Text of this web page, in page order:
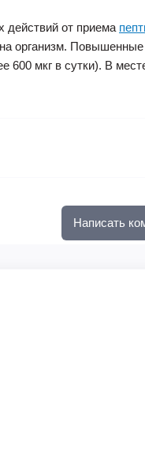
действий от приема
организм. Повышенные
600 мкг в сутки). В
Написать